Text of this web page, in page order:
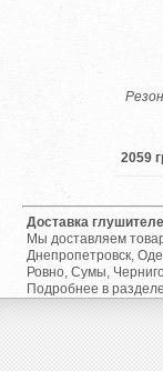
2059
Доставка
Мы доставляем
Днепропетровск,
Ровно, Сумы,
Подробнее в разделе